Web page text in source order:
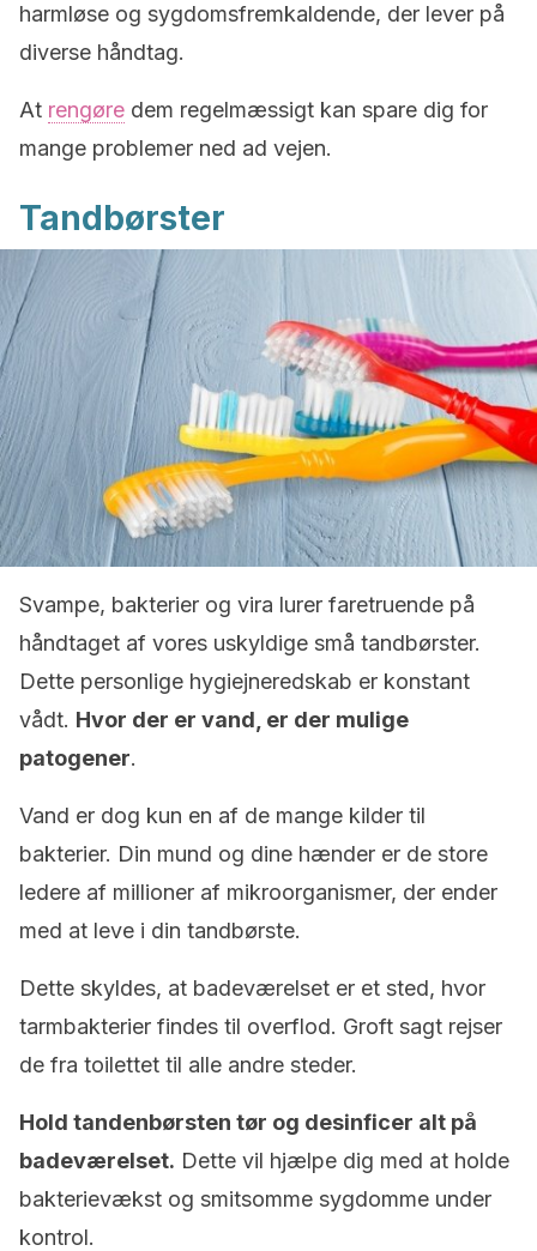
harmløse og sygdomsfremkaldende, der lever på
diverse håndtag.
At rengøre dem regelmæssigt kan spare dig for
mange problemer ned ad vejen.
Tandbørster
Svampe, bakterier og vira lurer faretruende på
håndtaget af vores uskyldige små tandbørster.
Dette personlige hygiejneredskab er konstant
vådt. Hvor der er vand, er der mulige
patogener.
Vand er dog kun en af ​​de mange kilder til
bakterier. Din mund og dine hænder er de store
ledere af millioner af mikroorganismer, der ender
med at leve i din tandbørste.
Dette skyldes, at badeværelset er et sted, hvor
tarmbakterier findes til overflod. Groft sagt rejser
de fra toilettet til alle andre steder.
Hold tandenbørsten tør og desinficer alt på
badeværelset. Dette vil hjælpe dig med at holde
bakterievækst og smitsomme sygdomme under
kontrol.